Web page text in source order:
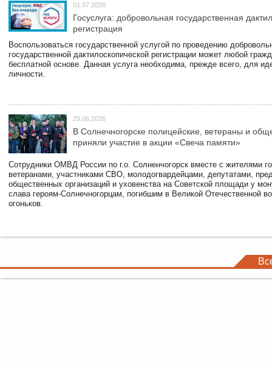
01.07.2026
Госуслуга: добровольная государственная
регистрация
Воспользоваться государственной услугой по проведению
государственной дактилоскопической регистрации может любой
бесплатной основе. Данная услуга необходима, прежде всего, для
личности.
29.06.2026
В Солнечногорске полицейские, ветераны и
приняли участие в акции «Свеча памяти»
Сотрудники ОМВД России по г.о. Солненчогорск вместе с жителями
ветеранами, участниками СВО, молодогвардейцами, депутатами,
общественных организаций и уховенства на Советской площади у
слава героям-Солнечногорцам, погибшим в Великой Отечественной
огоньков.